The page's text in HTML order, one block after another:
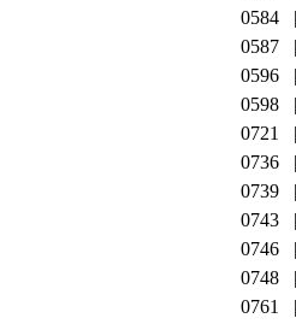
0584
0587
0596
0598
0721
0736
0739
0743
0746
0748
0761